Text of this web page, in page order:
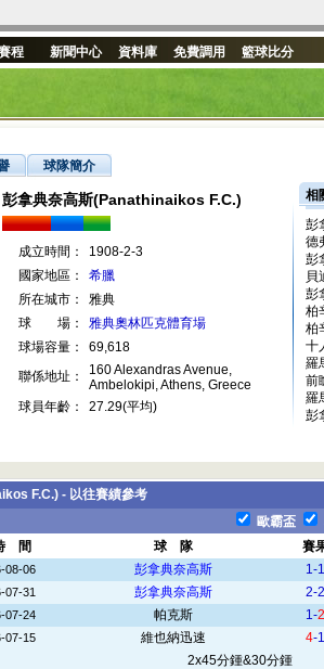
程 新聞中心 資料庫 免費調用 籃球比分
球隊簡介
彭拿典奈高斯(Panathinaikos F.C.)
成立時間：
1908-2-3
國家地區：
希臘
所在城市：
雅典
球 場：
雅典奧林匹克體育場
球場容量：
69,618
聯係地址：
160 Alexandras Avenue,
Ambelokipi, Athens, Greece
球員年齡：
27.29(平均)
相
彭
德
彭
貝
彭
柏
柏
十
羅
前
羅
彭
F.C.) - 以往賽績參考
歐霸盃
間 球 隊
賽
08-06 彭拿典奈高斯
1-1
07-31 彭拿典奈高斯
2-2
07-24 帕克斯 1-2
07-15 維也納迅速 4-1
2x45分鍾&30分鍾